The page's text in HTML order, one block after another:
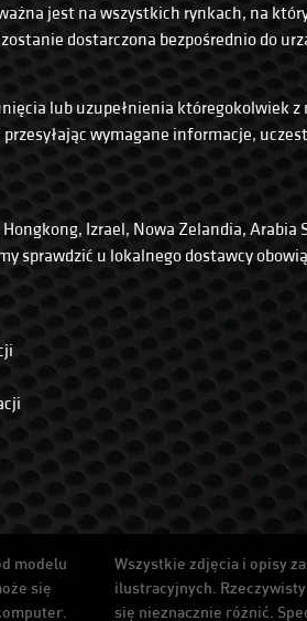
jest na wszystkich rynkach, na
dostarczona bezpośrednio do
lub uzupełnienia któregokolwiek
wymagane informacje,
Izrael, Nowa Zelandia, Arabia
sprawdzić u lokalnego dostawcy
modelu
się
Wszystkie zdjęcia i opisy
ilustracyjnych.
się nieznacznie różnić.